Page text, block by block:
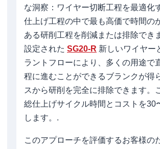
な洞察：ワイヤー切断工程を最適化
仕上げ工程の中で最も高価で時間の
ある研削工程を削減または排除でき
設定された SG20-R 新しいワイヤー
ラントフローにより、多くの用途で
程に進むことができるブランクが得
スから研削を完全に排除できます。
総仕上げサイクル時間とコストを30
します。.
このアプローチを評価するお客様の